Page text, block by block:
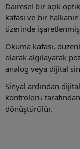
Dairesel bir açık
kafası ve bir
üzerinde
Okuma kafası,
olarak algılayarak
analog veya dijital
Sinyal ardından
kontrolörü
dönüştürülür.